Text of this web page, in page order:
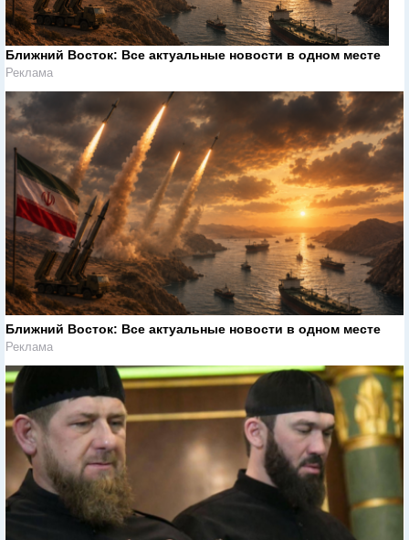
Ближний Восток: Все актуальные новости в одном месте
Реклама
Ближний Восток: Все актуальные новости в одном месте
Реклама